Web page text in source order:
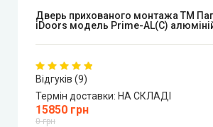
Дверь прихованого монтажа ТМ
iDoors модель Prime-AL(С)
Відгуків (9)
Термін доставки: НА СКЛАДІ
15850 грн
0 грн